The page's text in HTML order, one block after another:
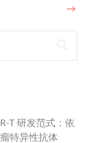
→
T 研发范式：依
特异性抗体